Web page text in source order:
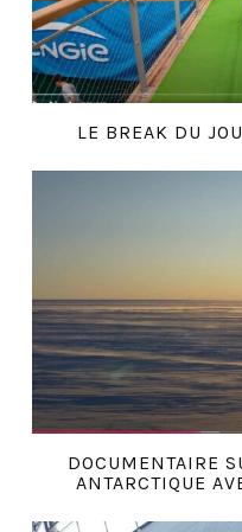
LE BREAK DU
DOCUMENTAIRE
ANTARCTIQUE